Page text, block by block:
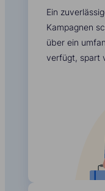
Ein
Kampagnen
über ein
verfügt, spart